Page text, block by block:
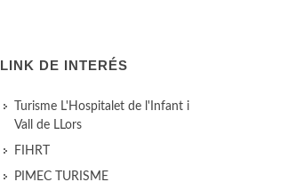
LINK DE INTERÉS
Turisme L'Hospitalet de l'Infant i
Vall de LLors
FIHRT
PIMEC TURISME